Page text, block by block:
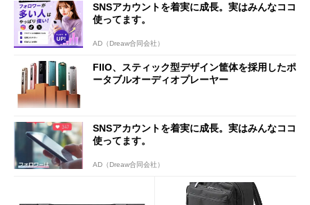
SNSアカウントを着実に成長。実はみんなココ
使ってます。
AD（Dreaw合同会社）
FIIO、スティック型デザイン筐体を採用したポ
ータブルオーディオプレーヤー
SNSアカウントを着実に成長。実はみんなココ
使ってます。
AD（Dreaw合同会社）